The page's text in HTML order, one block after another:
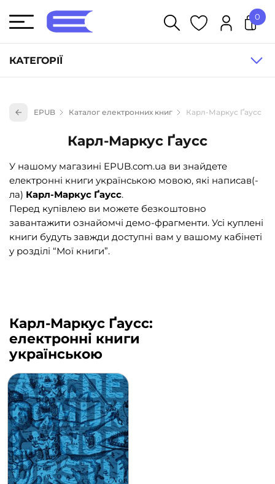
КАТЕГОРІЇ
Книги для дітей (836)
Книги для підлітків (240)
Науково-популярна література (1015)
Навчальна література та посібники (527)
Енциклопедії, довідники, словники (55)
Подарункові сертифікати (1)
0
EPUB Каталог електронних книг Карл-Маркус Ґаусс
Карл-Маркус Ґаусс
У нашому магазині EPUB.com.ua ви знайдете
електронні книги українською мовою, які написав(-
ла) Карл-Маркус Ґаусс.
Перед купівлею ви можете безкоштовно
завантажити ознайомчі демо-фрагменти. Усі куплені
книги будуть завжди доступні вам у вашому кабінеті
у розділі “Мої книги”.
Карл-Маркус Ґаусс:
електронні книги
українською